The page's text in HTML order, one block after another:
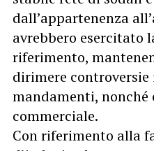
dall’appartenenza
avrebbero
riferimento,
dirimere
mandamenti, nonché
commerciale.
Con riferimento alla